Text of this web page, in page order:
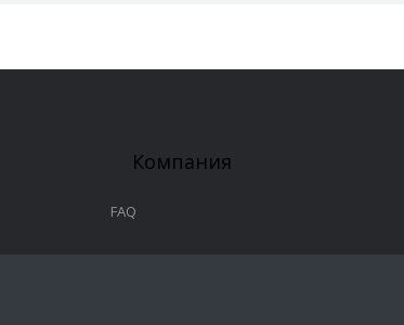
Компания
FAQ